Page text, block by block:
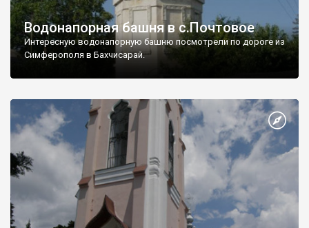
Водонапорная башня в с.Почтовое
Интересную водонапорную башню посмотрели по дороге из
Симферополя в Бахчисарай.